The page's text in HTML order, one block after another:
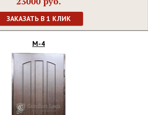
ЗАКАЗАТЬ В 1 КЛИК
М-4